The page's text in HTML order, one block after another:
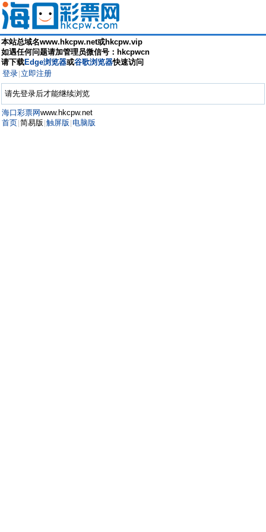
本站总域名www.hkcpw.net或hkcpw.vip
如遇任何问题请加管理员微信号：hkcpwcn
请下载Edge浏览器或谷歌浏览器快速访问
登录 立即注册
请先登录后才能继续浏览
海口彩票网www.hkcpw.net
首页 简易版 触屏版 电脑版